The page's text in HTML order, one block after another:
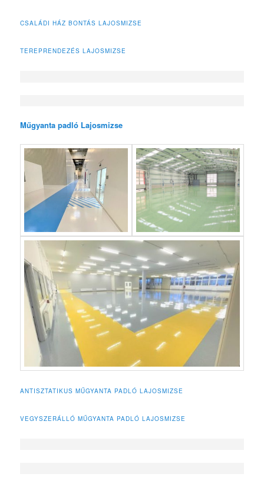
CSALÁDI HÁZ BONTÁS LAJOSMIZSE
TEREPRENDEZÉS LAJOSMIZSE
Műgyanta padló Lajosmizse
ANTISZTATIKUS MŰGYANTA PADLÓ LAJOSMIZSE
VEGYSZERÁLLÓ MŰGYANTA PADLÓ LAJOSMIZSE